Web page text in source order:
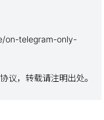
on-telegram-only-
议，转载请注明出处。